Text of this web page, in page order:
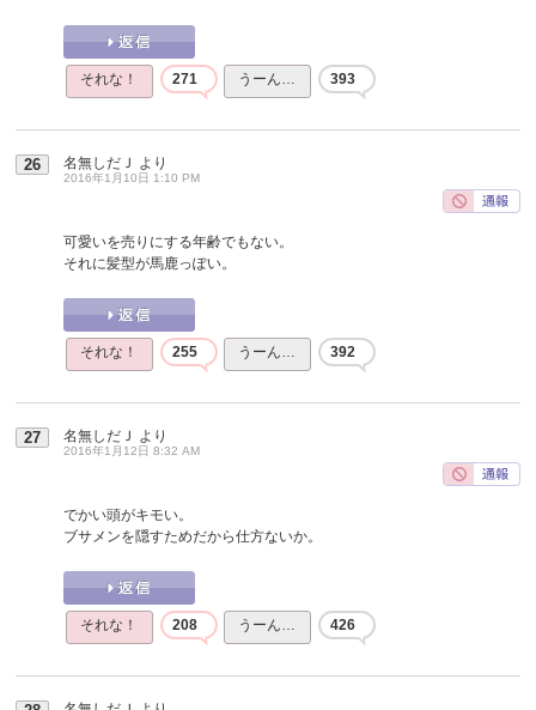
それな！ 271 うーん… 393
26 名無しだＪ より
2016年1月10日 1:10 PM
可愛いを売りにする年齢でもない。
それに髪型が馬鹿っぽい。
それな！ 255 うーん… 392
27 名無しだＪ より
2016年1月12日 8:32 AM
でかい頭がキモい。
ブサメンを隠すためだから仕方ないか。
それな！ 208 うーん… 426